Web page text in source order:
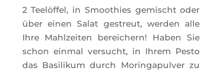
2 Teelöf­fel, in Smoo­thies gemi­scht oder
über einen Salat ges­treut, wer­den alle
Ihre Mahl­zei­ten berei­chern! Haben Sie
schon ein­mal ver­sucht, in Ihrem Pes­to
das Basi­li­kum durch Morin­ga­pul­ver zu